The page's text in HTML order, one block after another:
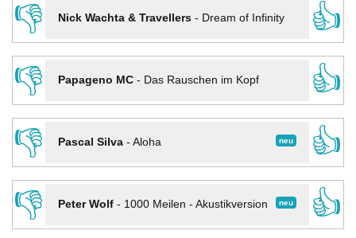
👎
Nick Wachta & Travellers- Dream of Infinity
👍
👎
Papageno MC- Das Rauschen im Kopf
👍
👎
neu
Pascal Silva- Aloha
👍
👎
neu
Peter Wolf- 1000 Meilen - Akustikversion
👍